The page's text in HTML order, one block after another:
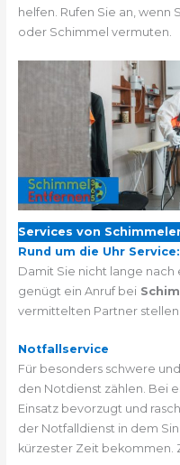
helfen. Rufen Sie an, wenn
oder Schimmel vermuten.
Services von
Rund um die Uhr Service:
Damit Sie nicht lange nach
genügt ein Anruf bei
vermittelten Partner stellen
Notfallservice
Für besonders schwere
den Notdienst zählen. Bei
Einsatz bevorzugt und
der Notfalldienst in dem
kürzester Zeit bekommen.